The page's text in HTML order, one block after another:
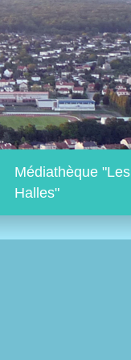
Médiathèque "Les
Halles"